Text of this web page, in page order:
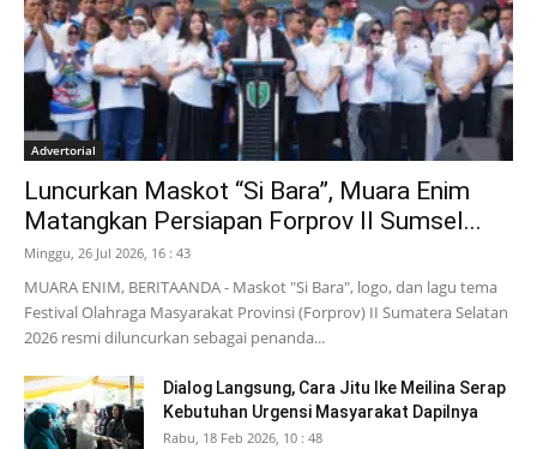
Advertorial
Luncurkan Maskot “Si Bara”, Muara Enim
Matangkan Persiapan Forprov II Sumsel...
Minggu, 26 Jul 2026, 16 : 43
MUARA ENIM, BERITAANDA - Maskot "Si Bara", logo, dan lagu tema
Festival Olahraga Masyarakat Provinsi (Forprov) II Sumatera Selatan
2026 resmi diluncurkan sebagai penanda...
Dialog Langsung, Cara Jitu Ike Meilina Serap
Kebutuhan Urgensi Masyarakat Dapilnya
Rabu, 18 Feb 2026, 10 : 48